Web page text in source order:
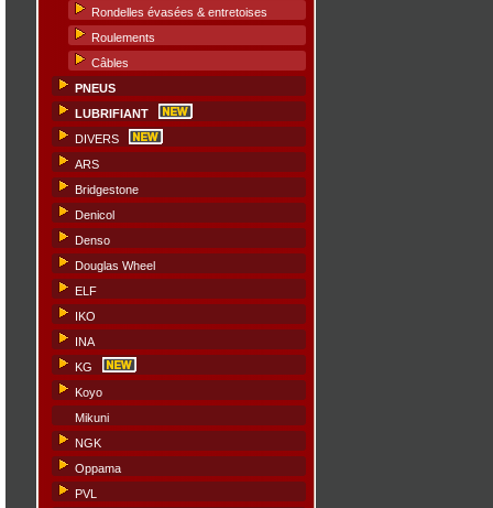
Rondelles évasées & entretoises
Roulements
Câbles
PNEUS
LUBRIFIANT
DIVERS
ARS
Bridgestone
Denicol
Denso
Douglas Wheel
ELF
IKO
INA
KG
Koyo
Mikuni
NGK
Oppama
PVL